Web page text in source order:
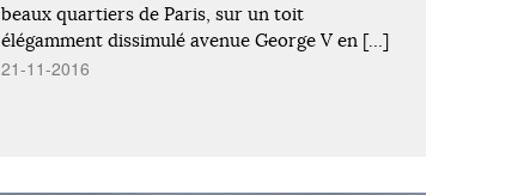
beaux quartiers de Paris, sur un toit
élégamment dissimulé avenue George V en […]
21-11-2016